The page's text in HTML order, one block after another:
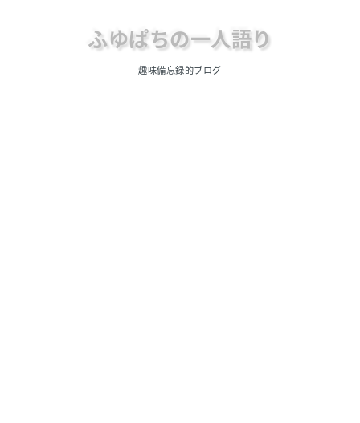
ふゆぱちの一人語り
趣味備忘録的ブログ